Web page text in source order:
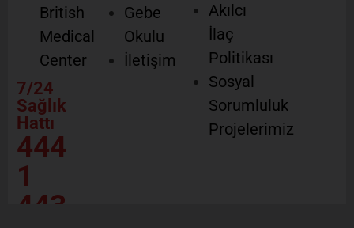
British
Medical
Center
7/24
Sağlık
Hattı
444
1
443
Gebe
Okulu
İletişim
Akılcı
İlaç
Politikası
Sosyal
Sorumluluk
Projelerimiz